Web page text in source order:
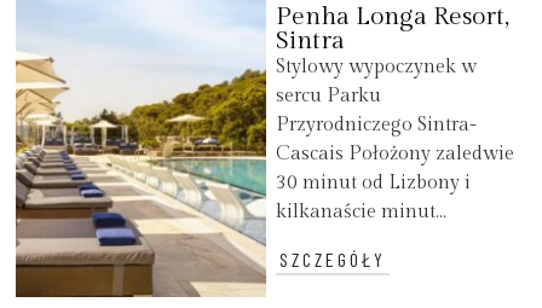
Penha Longa Resort,
Sintra
Stylowy wypoczynek w
sercu Parku
Przyrodniczego Sintra-
Cascais Położony zaledwie
30 minut od Lizbony i
kilkanaście minut...
SZCZEGÓŁY